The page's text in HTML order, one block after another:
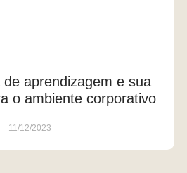
aprendizagem e sua
o ambiente corporativo
11/12/2023